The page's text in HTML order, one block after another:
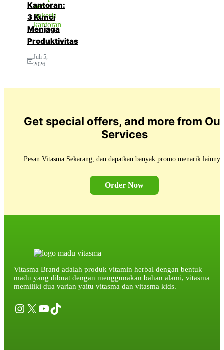
Kantoran:
3 Kunci
Menjaga
Produktivitas
Juli 5,
2026
Get special offers, and more from
Services
Pesan Vitasma Sekarang, dan dapatkan banyak promo menarik
Order Now
Vitasma Brand adalah produk vitamin herbal dengan bentuk
madu yang dibuat dengan menggunakan bahan alami, vitasma
memiliki dua varian yaitu vitasma dan vitasma kids.
Instagram
X YouTube
TikTok